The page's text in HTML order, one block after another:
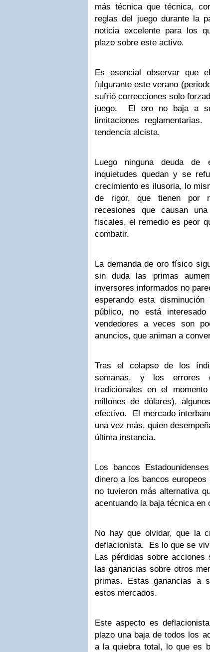
más técnica que técnica,
reglas del juego durante la
noticia excelente para los
plazo sobre este activo.
Es esencial observar que
fulgurante este verano
sufrió correcciones solo
juego. El oro no baja a
limitaciones
tendencia alcista.
Luego ninguna deuda de
inquietudes quedan y se
crecimiento es ilusoria, lo
de rigor, que tienen por
recesiones que causan
fiscales, el remedio es peor
combatir.
La demanda de oro físico
sin duda las primas
inversores informados no
esperando esta
público, no está
vendedores a veces son
anuncios, que animan a
Tras el colapso de los
semanas, y los errores
tradicionales en el
millones de dólares),
efectivo. El mercado
una vez más, quien
última instancia.
Los bancos
dinero a los bancos
no tuvieron más alternativa
acentuando la baja técnica en
No hay que olvidar, que la
deflacionista. Es lo que se
Las pérdidas sobre acciones
las ganancias sobre otros
primas. Estas ganancias a
estos mercados.
Este aspecto es
plazo una baja de todos los
a la quiebra total, lo que es